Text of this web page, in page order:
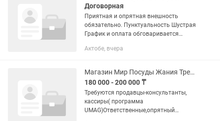
Договорная
Приятная и опрятная внешность
обязательно. Пунктуальность Шустрая
График и оплата обговаривается
Актобе, вчера
Магазин Мир Посуды Жания Требуются продавцы-консультанты
180 000 - 200 000 ₸
Требуются продавцы-консультанты,
кассиры( программа
UMAG)Ответственные,опрятный